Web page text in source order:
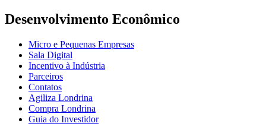
Desenvolvimento Econômico
Micro e Pequenas Empresas
Sala Digital
Incentivo à Indústria
Parceiros
Contatos
Agiliza Londrina
Compra Londrina
Guia do Investidor